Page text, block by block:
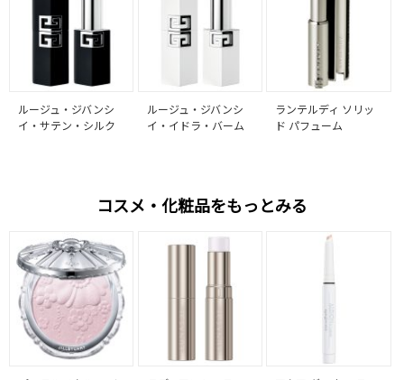
ルージュ・ジバンシ
イ・サテン・シルク
ルージュ・ジバンシ
イ・イドラ・バーム
ランテルディ ソリッ
ド パフューム
コスメ・化粧品をもっとみる